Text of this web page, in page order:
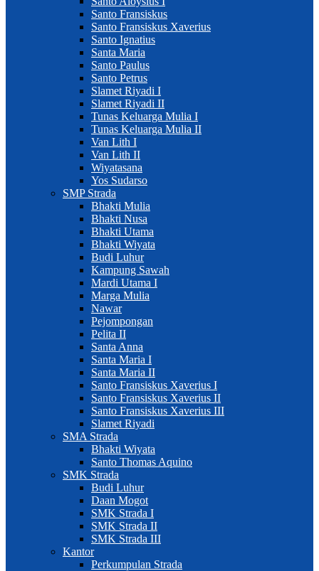
Santo Fransiskus
Santo Fransiskus Xaverius
Santo Ignatius
Santa Maria
Santo Paulus
Santo Petrus
Slamet Riyadi I
Slamet Riyadi II
Tunas Keluarga Mulia I
Tunas Keluarga Mulia II
Van Lith I
Van Lith II
Wiyatasana
Yos Sudarso
SMP Strada
Bhakti Mulia
Bhakti Nusa
Bhakti Utama
Bhakti Wiyata
Budi Luhur
Kampung Sawah
Mardi Utama I
Marga Mulia
Nawar
Pejompongan
Pelita II
Santa Anna
Santa Maria I
Santa Maria II
Santo Fransiskus Xaverius I
Santo Fransiskus Xaverius II
Santo Fransiskus Xaverius III
Slamet Riyadi
SMA Strada
Bhakti Wiyata
Santo Thomas Aquino
SMK Strada
Budi Luhur
Daan Mogot
SMK Strada I
SMK Strada II
SMK Strada III
Kantor
Perkumpulan Strada